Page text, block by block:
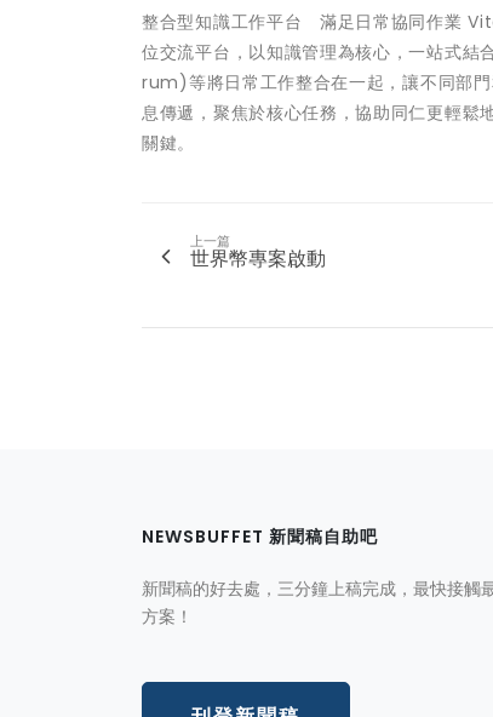
整合型知識工作平台 滿足日常協同作業
位交流平台，以知識管理為核心，一站式
rum)等將日常工作整合在一起，讓不同部
息傳遞，聚焦於核心任務，協助同仁更輕鬆
關鍵。
上一篇
世界幣專案啟動
NEWSBUFFET 新聞稿自助吧
新聞稿的好去處，三分鐘上稿完成，最快接觸
方案！